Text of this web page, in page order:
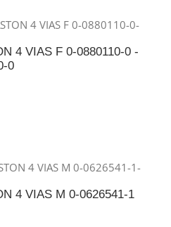
4 VIAS F 0-0880110-0 -
0
4 VIAS M 0-0626541-1